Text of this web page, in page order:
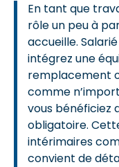
En tant que
rôle un peu à
accueille.
intégrez une
remplacement
comme
vous bénéficiez
obligatoire.
intérimaires
convient de